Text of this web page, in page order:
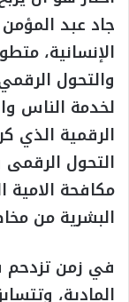
جاد عبد
الإنسانية،
والتحول
لخدمة الناس
الرقمية الذي
التحول
مكافحة الامية
البشرية من
في زمن تزدحم
المادية،